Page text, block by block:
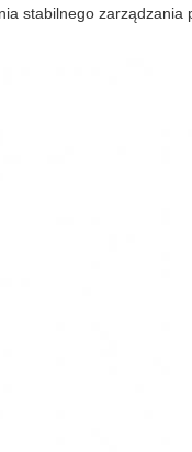
stabilnego zarządzania